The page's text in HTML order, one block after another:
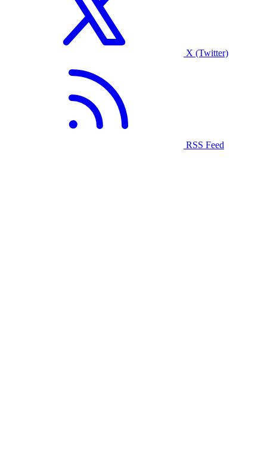
X (Twitter)
RSS Feed